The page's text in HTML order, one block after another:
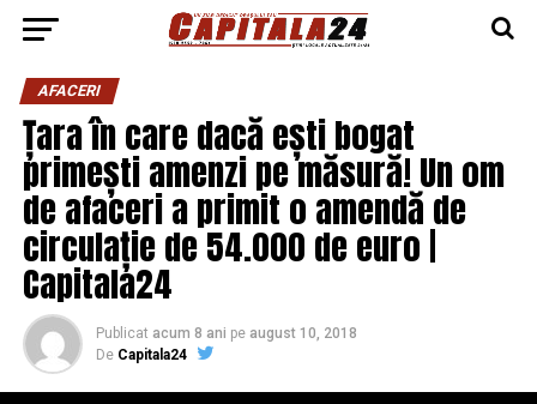
AFACERI
Țara în care dacă ești bogat
primești amenzi pe măsură! Un om
de afaceri a primit o amendă de
circulație de 54.000 de euro |
Capitala24
Publicat acum 8 ani pe august 10, 2018
De Capitala24